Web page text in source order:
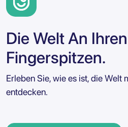
Die Welt An Ihren
Fingerspitzen.
Erleben Sie, wie es ist, die Welt
entdecken.